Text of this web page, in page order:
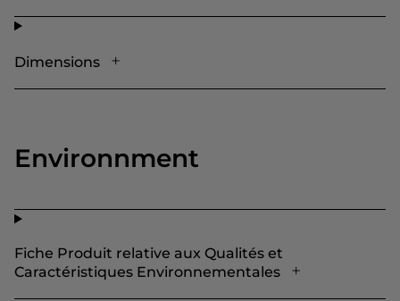
Dimensions
Environnment
Fiche Produit relative aux Qualités et
Caractéristiques Environnementales